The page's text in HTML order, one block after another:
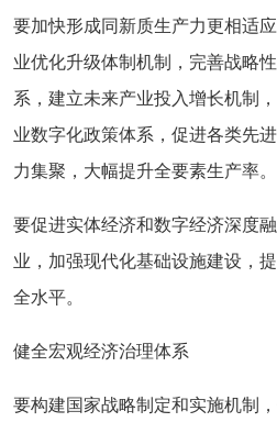
要加快形成同新质生产力更相适
业优化升级体制机制，完善战略
系，建立未来产业投入增长机制
业数字化政策体系，促进各类先
力集聚，大幅提升全要素生产
要促进实体经济和数字经济深度
业，加强现代化基础设施建设，
全水平。
健全宏观经济治理体系
要构建国家战略制定和实施机制